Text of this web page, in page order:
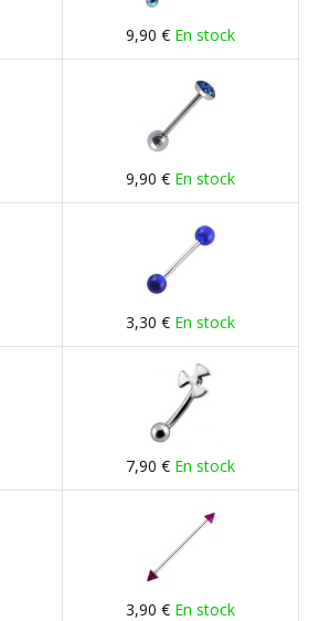
9,90 € En stock
9,90 € En stock
3,30 € En stock
7,90 € En stock
3,90 € En stock